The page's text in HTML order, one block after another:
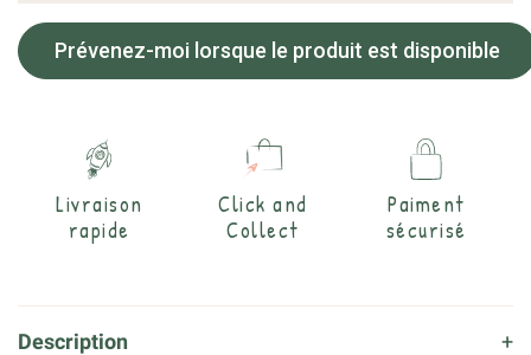
Prévenez-moi lorsque le produit est disponible
Livraison
rapide
Click and
Collect
Paiment
sécurisé
Description